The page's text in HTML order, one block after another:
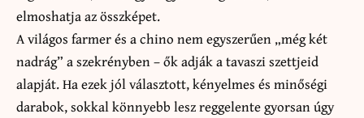
elmoshatja az összképet.
A világos farmer és a chino nem egyszerűen „még két
nadrág” a szekrényben – ők adják a tavaszi szettjeid
alapját. Ha ezek jól választott, kényelmes és minőségi
darabok, sokkal könnyebb lesz reggelente gyorsan úgy